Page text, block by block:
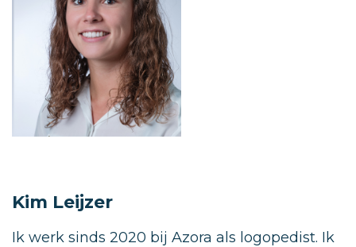
Kim Leijzer
Ik werk sinds 2020 bij Azora als logopedist. Ik